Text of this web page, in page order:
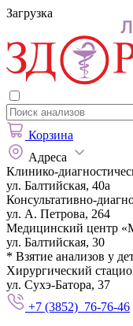
Загрузка
Корзина
Адреса
Клинико-
ул. Балтийская, 40а
Консультативно-
ул. А. Петрова, 264
Медицинский центр
ул. Балтийская, 30
* Взятие анализов у
Хирургический
ул. Сухэ-Батора, 37
+7 (3852) 76-76-46